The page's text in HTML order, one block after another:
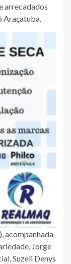
arrecadados
Araçatuba.
acompanhada
Jorge
Suzeli Denys